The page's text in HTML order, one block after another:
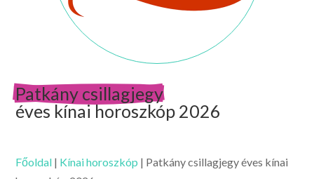
Patkány csillagjegy
éves kínai horoszkóp 2026
Főoldal | Kínai horoszkóp | Patkány csillagjegy éves kínai